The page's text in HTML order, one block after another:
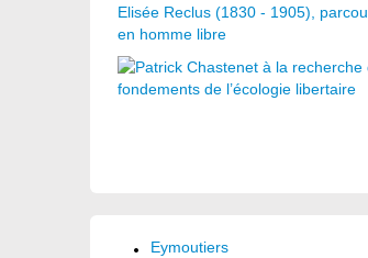
Eymoutiers